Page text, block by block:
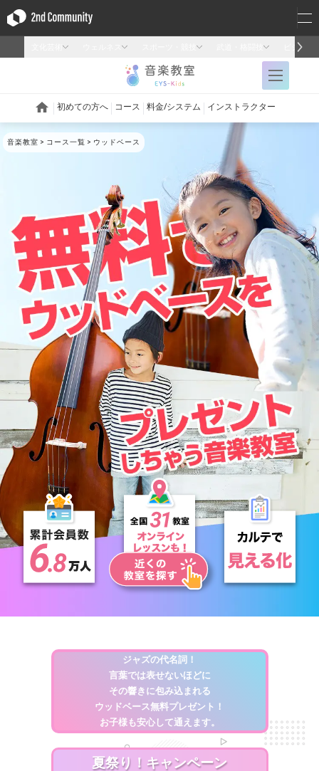
音楽教室 コース一覧 ウッドベース
ジャズの代名詞！
言葉では表せないほどに
その響きに包み込まれる
ウッドベース無料プレゼント！
お子様も安心して通えます。
夏祭り！キャンペーン